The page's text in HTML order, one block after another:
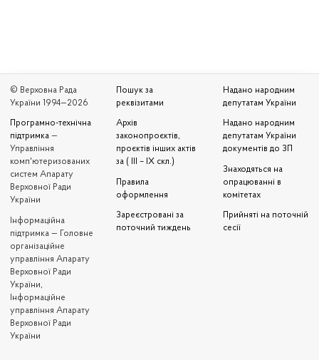
© Верховна Рада
України 1994—2026
Програмно-технічна
підтримка —
Управління
комп'ютеризованих
систем Апарату
Верховної Ради
України
Iнформаційна
підтримка — Головне
організаційне
управління Апарату
Верховної Ради
України,
Інформаційне
управління Апарату
Верховної Ради
України
Пошук за
реквізитами
Архів
законопроєктів,
проєктів інших актів
за ( III – IX скл.)
Правила
оформлення
Зареєстровані за
поточний тиждень
Надано народним
депутатам України
Надано народним
депутатам України
документів до ЗП
Знаходяться на
опрацюванні в
комітетах
Прийняті на поточній
сесії